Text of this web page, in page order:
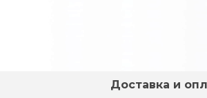
Доставка и